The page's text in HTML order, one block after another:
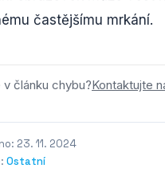
častějšímu mrkání.
v článku chybu?Kontaktujte
23. 11. 2024
Ostatní